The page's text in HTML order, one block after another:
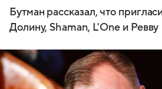
Бутман рассказал, что
Долину, Shaman, L'One и Ревву